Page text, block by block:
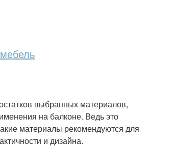
мебель
выбранных материалов,
на балконе. Ведь это
материалы рекомендуются для
и дизайна.